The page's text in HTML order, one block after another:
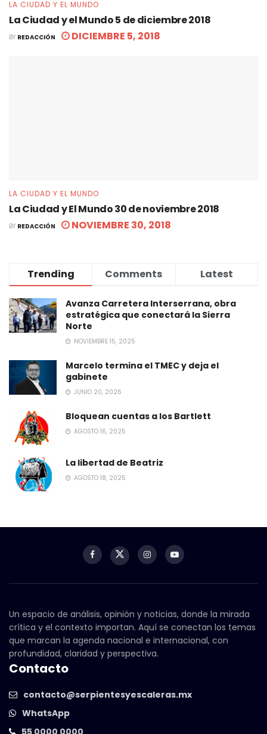
LA CIUDAD Y EL MUNDO
La Ciudad y el Mundo 5 de diciembre 2018
BY REDACCIÓN DICIEMBRE 5, 2018
LA CIUDAD Y EL MUNDO
La Ciudad y El Mundo 30 de noviembre 2018
BY REDACCIÓN NOVIEMBRE 30, 2018
Trending Comments Latest
Avanza Carretera Interserrana, obra
estratégica que conectará la Sierra
Norte
NOVIEMBRE 15, 2025
Marcelo termina el TMEC y deja el
gabinete
JUNIO 20, 2026
Bloquean cuentas a los Bartlett
AGOSTO 16, 2025
La libertad de Beatriz
AGOSTO 18, 2025
Un espacio de análisis, opinión y noticias, donde la mirada
crítica y el contexto importan. Aquí se conectan los temas
que marcan la agenda nacional e internacional, con
profundidad, claridad y perspectiva.
Contacto
contacto@serpientesyescaleras.mx
WhatsApp
55 0000 0000